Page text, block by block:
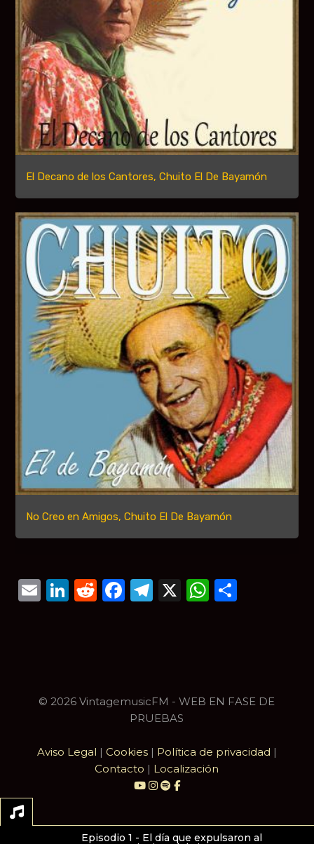
El Decano de los Cantores, Chuito El De Bayamón
No Creo en Amigos, Chuito El De Bayamón
Email
LinkedIn
Reddit
Facebook
Telegram
X
© 2026 VintagemusicFM - WEB EN FASE DE
PRUEBAS
Aviso Legal | Cookies| Política de privacidad |
Contacto | Localización
Episodio 1 - El día que expulsaron al